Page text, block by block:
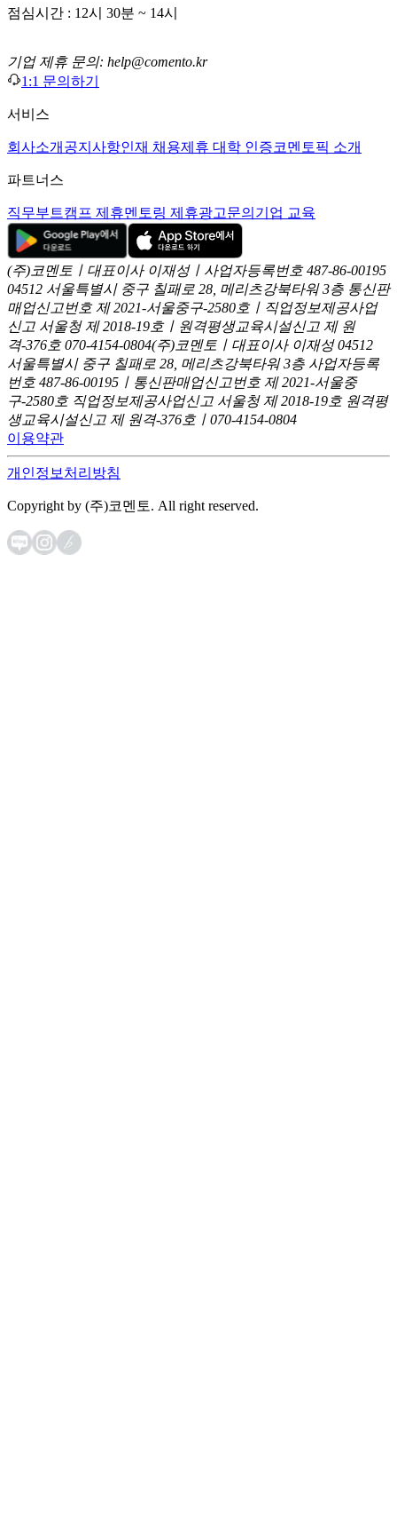
점심시간 : 12시 30분 ~ 14시
기업 제휴 문의: help@comento.kr
1:1 문의하기
서비스
회사소개 공지사항인재 채용제휴 대학 인증코멘토픽 소개
파트너스
직무부트캠프 제휴멘토링 제휴광고문의 기업 교육
(주)코멘토ㅣ대표이사 이재성ㅣ사업자등록번호 487-86-00195
04512 서울특별시 중구 칠패로 28, 메리츠강북타워 3층 통신판
매업신고번호 제 2021-서울중구-2580호ㅣ직업정보제공사업
신고 서울청 제 2018-19호ㅣ원격평생교육시설신고 제 원
격-376호 070-4154-0804(주)코멘토ㅣ대표이사 이재성 04512
서울특별시 중구 칠패로 28, 메리츠강북타워 3층 사업자등록
번호 487-86-00195ㅣ통신판매업신고번호 제 2021-서울중
구-2580호 직업정보제공사업신고 서울청 제 2018-19호 원격평
생교육시설신고 제 원격-376호ㅣ070-4154-0804
이용약관
개인정보처리방침
Copyright by (주)코멘토. All right reserved.